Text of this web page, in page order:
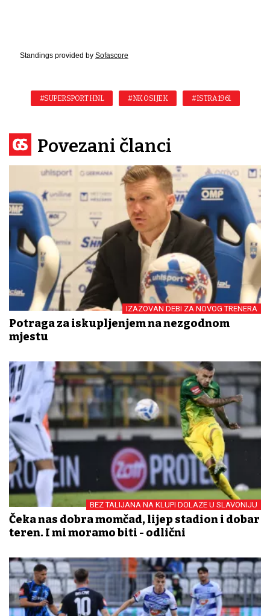
Standings provided by Sofascore
#SUPERSPORT HNL #NK OSIJEK #ISTRA 1961
Povezani članci
IZAZOVAN DEBI ZA NOVOG TRENERA
Potraga za iskupljenjem na nezgodnom
mjestu
BEZ TALIJANA NA KLUPI DOLAZE U SLAVONIJU
Čeka nas dobra momčad, lijep stadion i dobar
teren. I mi moramo biti - odlični